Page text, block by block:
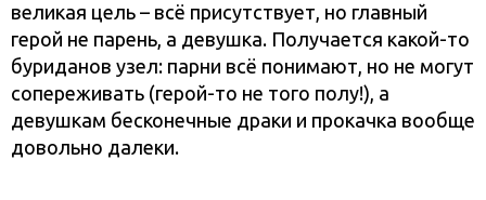
великая цель – всё присутствует, но главный
герой не парень, а девушка. Получается какой-то
буриданов узел: парни всё понимают, но не могут
сопереживать (герой-то не того полу!), а
девушкам бесконечные драки и прокачка вообще
довольно далеки.